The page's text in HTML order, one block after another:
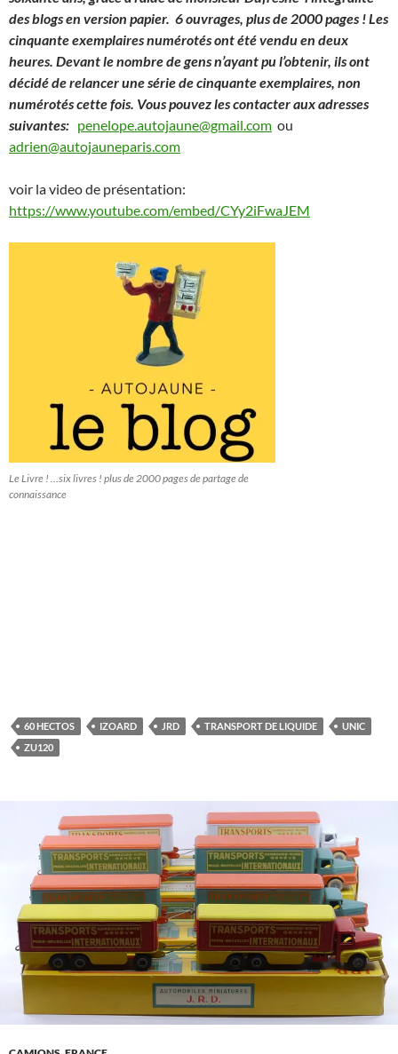
des blogs en version papier. 6 ouvrages, plus de 2000 pages ! Les
cinquante exemplaires numérotés ont été vendu en deux
heures. Devant le nombre de gens n’ayant pu l’obtenir, ils ont
décidé de relancer une série de cinquante exemplaires, non
numérotés cette fois. Vous pouvez les contacter aux adresses
suivantes: penelope.autojaune@gmail.com ou
adrien@autojauneparis.com
voir la video de présentation:
https://www.youtube.com/embed/CYy2iFwaJEM
Le Livre ! …six livres ! plus de 2000 pages de partage de
connaissance
60 HECTOS IZOARD JRD TRANSPORT DE LIQUIDE
UNIC
ZU120